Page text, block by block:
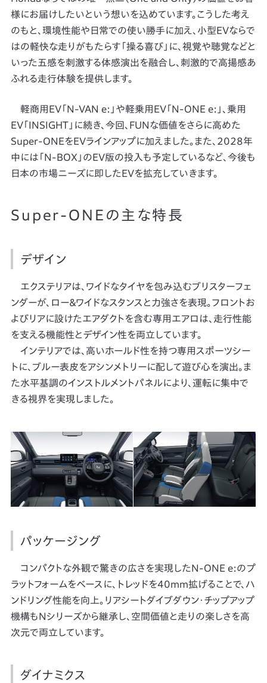
様にお届けしたいという想いを込めています。こうした考え
のもと、環境性能や日常での使い勝手に加え、小型EVならで
はの軽快な走りがもたらす「操る喜び」に、視覚や聴覚などと
いった五感を刺激する体感演出を融合し、刺激的で高揚感あ
ふれる走行体験を提供します。
軽商用EV「N-VAN e:」や軽乗用EV「N-ONE e:」、乗用
EV「INSIGHT」に続き、今回、FUNな価値をさらに高めた
Super-ONEをEVラインアップに加えました。また、2028年
中には「N-BOX」のEV版の投入も予定しているなど、今後も
日本の市場ニーズに即したEVを拡充していきます。
Super-ONEの主な特長
デザイン
エクステリアは、ワイドなタイヤを包み込むブリスターフェ
ンダーが、ロー＆ワイドなスタンスと力強さを表現。フロントお
よびリアに設けたエアダクトを含む専用エアロは、走行性能
を支える機能性とデザイン性を両立しています。
インテリアでは、高いホールド性を持つ専用スポーツシー
トに、ブルー表皮をアシンメトリーに配して遊び心を演出。ま
た水平基調のインストルメントパネルにより、運転に集中で
きる視界を実現しました。
パッケージング
コンパクトな外観で驚きの広さを実現したN-ONE e:のプ
ラットフォームをベースに、トレッドを40mm拡げることで、ハ
ンドリング性能を向上。リアシートダイブダウン・チップアップ
機構もNシリーズから継承し、空間価値と走りの楽しさを高
次元で両立しています。
ダイナミクス